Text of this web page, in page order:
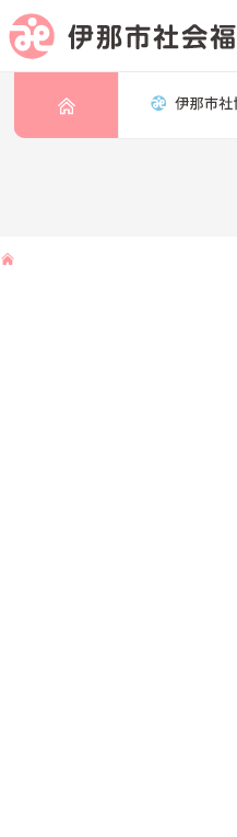
トップページ